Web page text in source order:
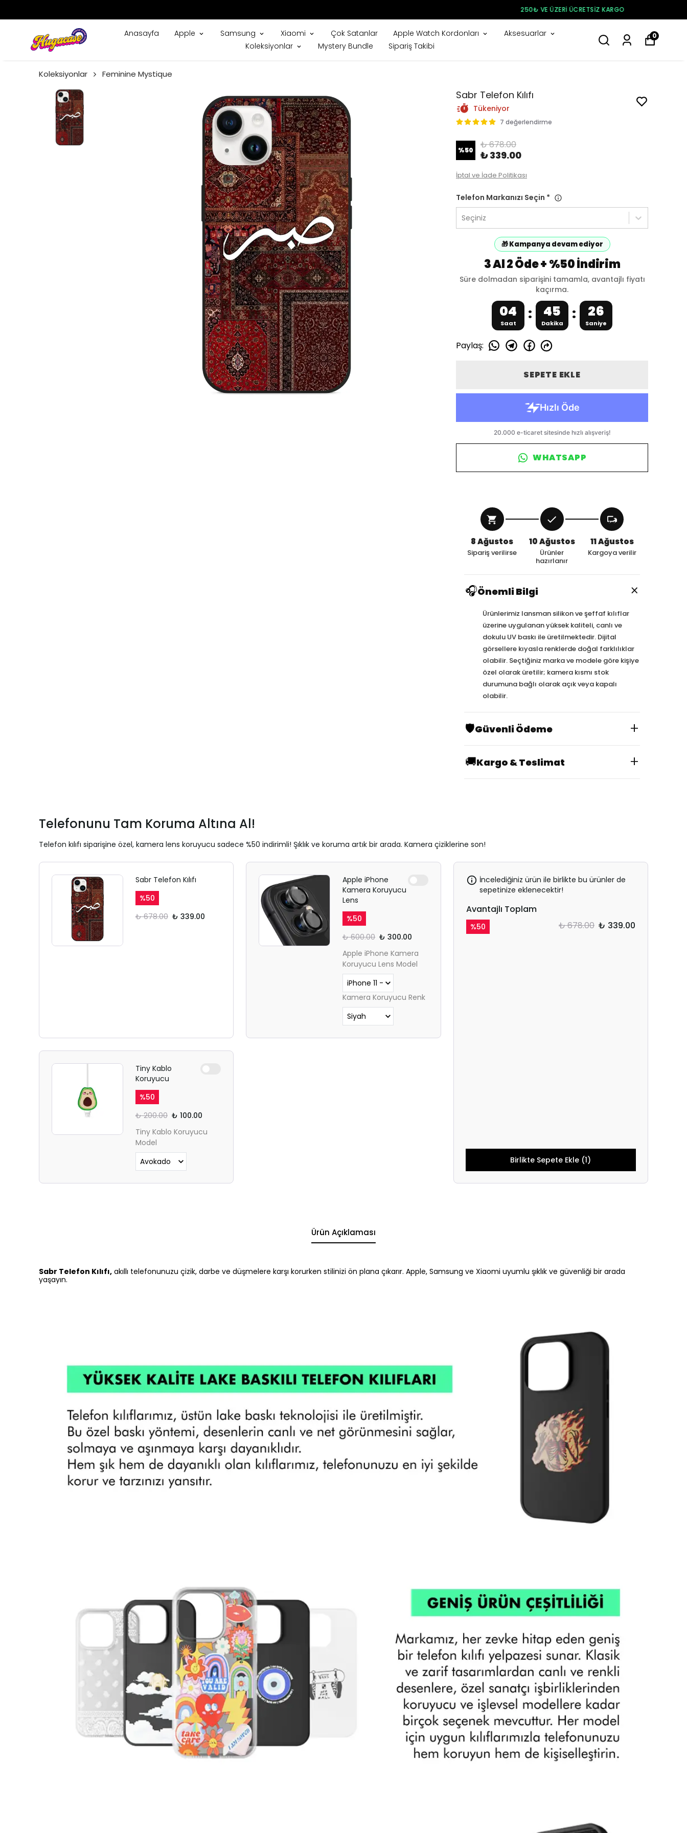
Anasayfa Apple Samsung Xiaomi Çok Satanlar Apple Watch Kordonları
Aksesuarlar
Koleksiyonlar
Mystery Bundle Sipariş Takibi
0
Koleksiyonlar Feminine Mystique
Sabr Telefon Kılıfı
Tükeniyor
7 değerlendirme
%50 ₺ 678.00
₺ 339.00
İptal ve İade Politikası
Telefon Markanızı Seçin *
Seçiniz
🎁 Kampanya devam ediyor
3 Al 2 Öde + %50 İndirim
Süre dolmadan siparişini tamamla, avantajlı fiyatı
kaçırma.
04
Saat
: 45
Dakika
: 25
Saniye
Paylaş:
SEPETE EKLE
WHATSAPP
8 Ağustos
Sipariş verilirse
10 Ağustos
Ürünler
hazırlanır
11 Ağustos
Kargoya verilir
🎧Önemli Bilgi ×
Ürünlerimiz lansman silikon ve şeffaf kılıflar
üzerine uygulanan yüksek kaliteli, canlı ve
dokulu UV baskı ile üretilmektedir. Dijital
görsellere kıyasla renklerde doğal farklılıklar
olabilir. Seçtiğiniz marka ve modele göre kişiye
özel olarak üretilir; kamera kısmı stok
durumuna bağlı olarak açık veya kapalı
olabilir.
🛡️Güvenli Ödeme +
🚚Kargo & Teslimat +
Telefonunu Tam Koruma Altına Al!
Telefon kılıfı siparişine özel, kamera lens koruyucu sadece %50 indirimli! Şıklık ve koruma artık bir arada. Kamera çiziklerine son!
Sabr Telefon Kılıfı
%50
₺ 678.00 ₺ 339.00
Apple iPhone
Kamera Koruyucu
Lens
%50
₺ 600.00 ₺ 300.00
Apple iPhone Kamera
Koruyucu Lens Model
Kamera Koruyucu Renk
Tiny Kablo
Koruyucu
%50
₺ 200.00 ₺ 100.00
Tiny Kablo Koruyucu
Model
İncelediğiniz ürün ile birlikte bu ürünler de
sepetinize eklenecektir!
Avantajlı Toplam
%50 ₺ 678.00 ₺ 339.00
Birlikte Sepete Ekle (1)
Ürün Açıklaması
Sabr Telefon Kılıfı, akıllı telefonunuzu çizik, darbe ve düşmelere karşı korurken stilinizi ön plana çıkarır. Apple, Samsung ve Xiaomi uyumlu şıklık ve güvenliği bir arada
yaşayın.